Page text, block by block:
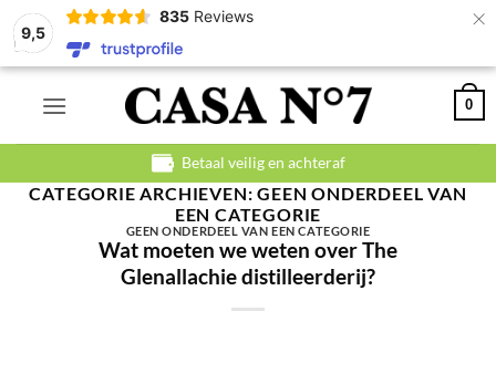
9,5
835 Reviews ×
Ga
0
Betaal veilig en achteraf
CATEGORIE ARCHIEVEN:GEEN ONDERDEEL VAN
EEN CATEGORIE
GEEN ONDERDEEL VAN EEN CATEGORIE
Wat moeten we weten over The
Glenallachie distilleerderij?